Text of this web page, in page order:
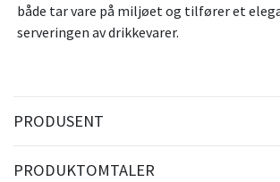
både tar vare på miljøet og tilfører et
serveringen av drikkevarer.
PRODUSENT
PRODUKTOMTALER